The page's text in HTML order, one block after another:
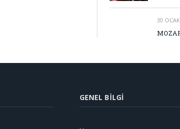
30
GENEL BILGI